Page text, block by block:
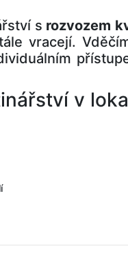
s rozvozem
vracejí.
v